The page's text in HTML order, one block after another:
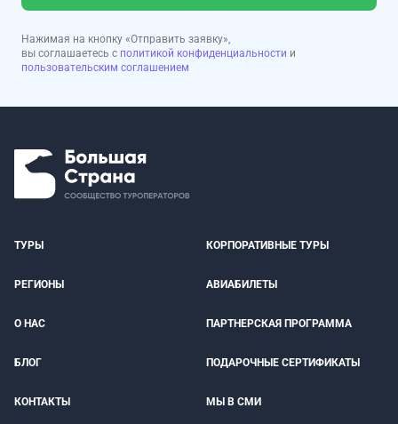
Нажимая на кнопку «Отправить заявку»,
вы соглашаетесь с политикой конфиденциальности и
пользовательским соглашением
ТУРЫ КОРПОРАТИВНЫЕ ТУРЫ
РЕГИОНЫ АВИАБИЛЕТЫ
О НАС ПАРТНЕРСКАЯ ПРОГРАММА
БЛОГ ПОДАРОЧНЫЕ СЕРТИФИКАТЫ
КОНТАКТЫ МЫ В СМИ